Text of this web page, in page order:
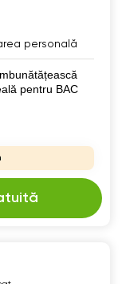
personală
pentru BAC